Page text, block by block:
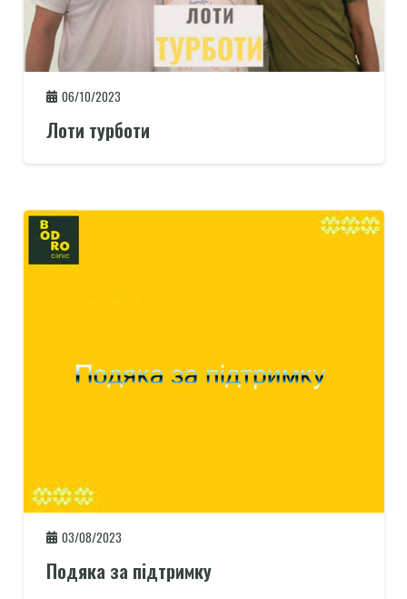
06/10/2023
Лоти турботи
03/08/2023
Подяка за підтримку